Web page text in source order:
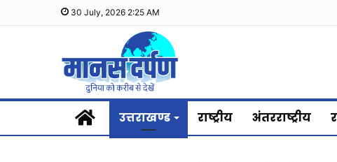
30 July, 2026 2:25 AM
Homeउत्तराखण्ड राष्ट्रीय अंतरराष्ट्रीय